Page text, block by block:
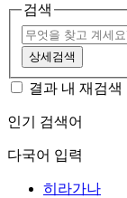
검색
상세검색
결과 내 재검색
인기 검색어
다국어 입력
히라가나